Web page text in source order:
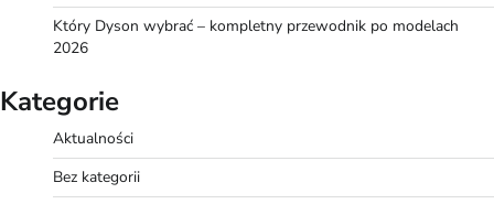
Który Dyson wybrać – kompletny przewodnik po modelach
2026
Kategorie
Aktualności
Bez kategorii